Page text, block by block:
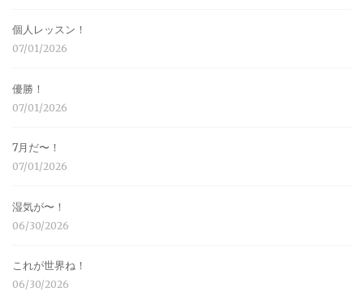
個人レッスン！
07/01/2026
優勝！
07/01/2026
7月だ〜！
07/01/2026
湿気が〜！
06/30/2026
これが世界ね！
06/30/2026